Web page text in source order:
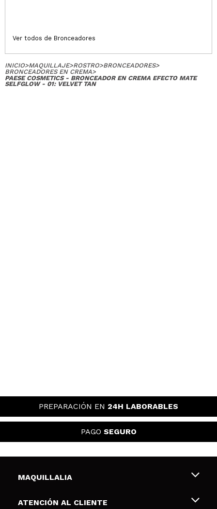
Ver todos de Bronceadores
INICIO>MAQUILLAJE>ROSTRO>BRONCEADORES>
BRONCEADORES EN CREMA>
PAESE COSMETICS - BRONCEADOR EN CREMA EFECTO MATE
SELFGLOW - 01: VELVET TAN
PREPARACIÓN EN 24H LABORABLES
PAGO SEGURO
MAQUILLALIA
Sobre nosotros
ATENCIÓN AL CLIENTE